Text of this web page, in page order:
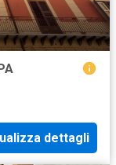
dettagli